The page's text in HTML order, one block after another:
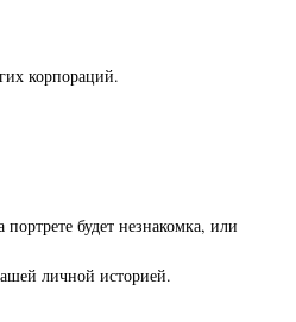
корпораций.
будет незнакомка, или
личной историей.